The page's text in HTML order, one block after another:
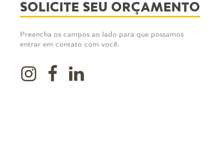
SOLICITE SEU ORÇAMENTO
Preencha os campos ao lado para que possamos
entrar em contato com você.
Instagram
Facebook